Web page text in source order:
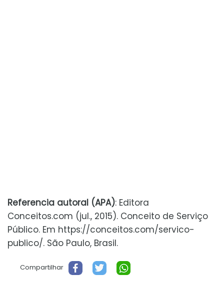
Referencia autoral (APA): Editora
Conceitos.com (jul., 2015). Conceito de Serviço
Público. Em https://conceitos.com/servico-
publico/. São Paulo, Brasil.
Compartilhar